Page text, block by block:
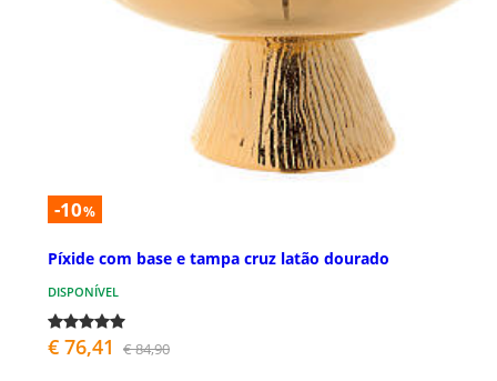
-10%
Píxide com base e tampa cruz latão dourado
DISPONÍVEL
€ 76,41 € 84,90